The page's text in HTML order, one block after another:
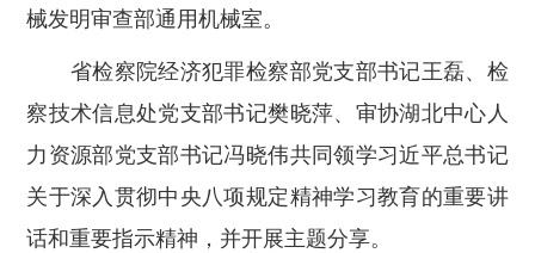
械发明审查部通用机械室。
省检察院经济犯罪检察部党支部书记王磊、检
察技术信息处党支部书记樊晓萍、审协湖北中心人
力资源部党支部书记冯晓伟共同领学习近平总书记
关于深入贯彻中央八项规定精神学习教育的重要讲
话和重要指示精神，并开展主题分享。